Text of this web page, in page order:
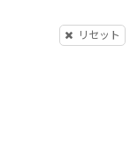
リセット